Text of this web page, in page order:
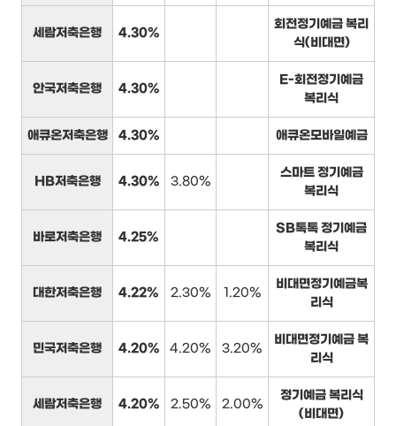
세람저축은행 4.30%
회전정기예금 복리
식(비대면)
안국저축은행 4.30%
E-회전정기예금
복리식
애큐온저축은행 4.30% 애큐온모바일예금
HB저축은행 4.30% 3.80%
스마트 정기예금
복리식
바로저축은행 4.25%
SB톡톡 정기예금
복리식
대한저축은행 4.22% 2.30% 1.20%
비대면정기예금복
리식
민국저축은행 4.20% 4.20% 3.20%
비대면정기예금 복
리식
세람저축은행 4.20% 2.50% 2.00%
정기예금 복리식
(비대면)